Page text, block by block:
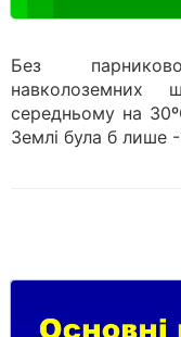
Без
середньому на
Землі була б лише